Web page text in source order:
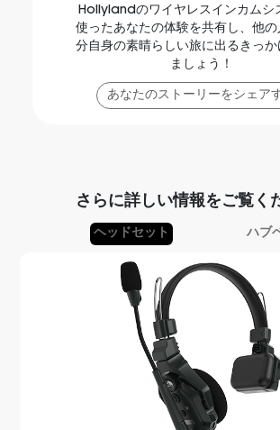
Hollylandのワイヤレスインカムシ
使ったあなたの体験を共有し、他の
分自身の素晴らしい旅に出るきっか
ましょう！
あなたのストーリーをシェア
さらに詳しい情報をご覧く
ヘッドセット ハブ